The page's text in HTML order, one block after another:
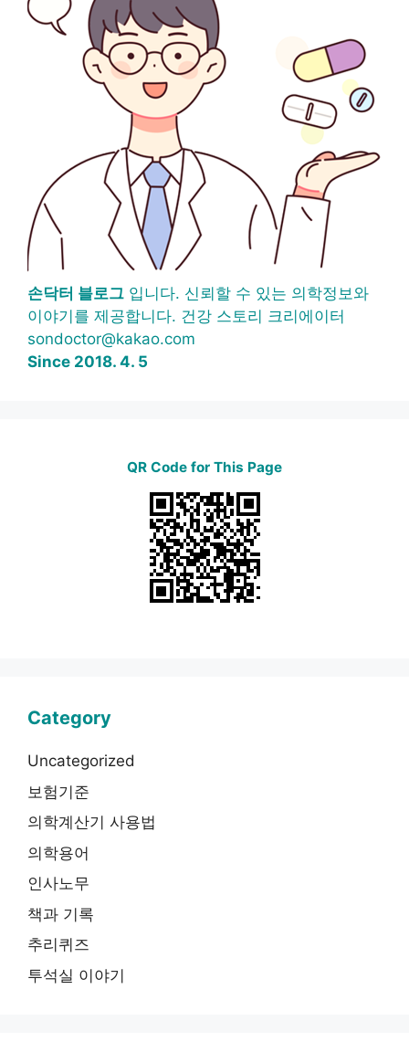
손닥터 블로그 입니다. 신뢰할 수 있는 의학정보와
이야기를 제공합니다. 건강 스토리 크리에이터
sondoctor@kakao.com
Since 2018. 4. 5
QR Code for This Page
Category
Uncategorized
보험기준
의학계산기 사용법
의학용어
인사노무
책과 기록
추리퀴즈
투석실 이야기